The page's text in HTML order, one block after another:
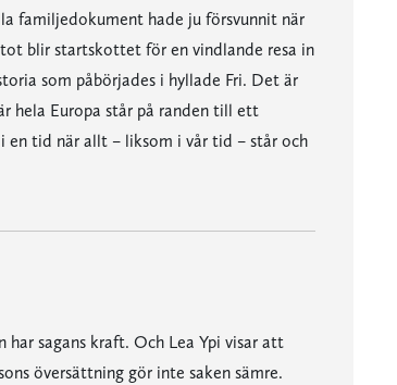
familjedokument hade ju försvunnit när
blir startskottet för en vindlande resa in
som påbörjades i hyllade Fri. Det är
hela Europa står på randen till ett
tid när allt – liksom i vår tid – står och
sagans kraft. Och Lea Ypi visar att
översättning gör inte saken sämre.